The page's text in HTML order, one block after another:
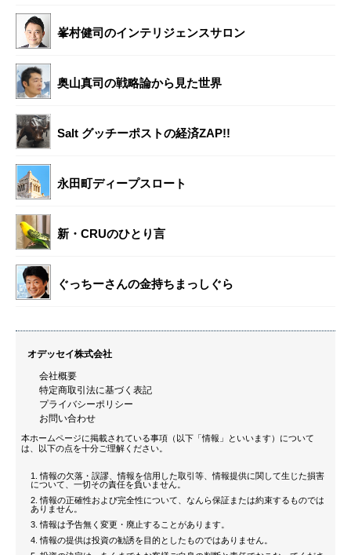
峯村健司のインテリジェンスサロン
奥山真司の戦略論から見た世界
Salt グッチーポストの経済ZAP!!
永田町ディープスロート
新・CRUのひとり言
ぐっちーさんの金持ちまっしぐら
オデッセイ株式会社
会社概要
特定商取引法に基づく表記
プライバシーポリシー
お問い合わせ
本ホームページに掲載されている事項（以下「情報」といいます）について
は、以下の点を十分ご理解ください。
情報の欠落・誤謬、情報を信用した取引等、情報提供に関して生じた損害
について、一切その責任を負いません。
情報の正確性および完全性について、なんら保証または約束するものでは
ありません。
情報は予告無く変更・廃止することがあります。
情報の提供は投資の勧誘を目的としたものではありません。